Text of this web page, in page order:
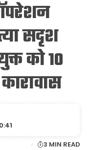
सदृश
को 10
3 MIN READ